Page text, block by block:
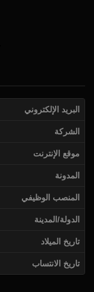
البريد الإلكتروني
الشركة
موقع الإنترنت
المدونة
المنصب الوظيفي
الدولة/المدينة
تاريخ الميلاد
تاريخ الانتساب